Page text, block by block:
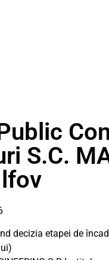
S.C.
decizia etapei de